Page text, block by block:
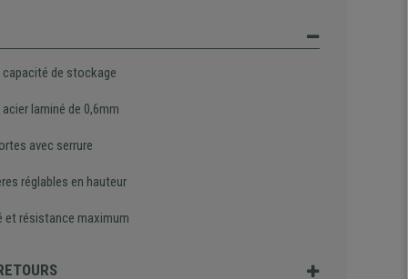
capacité de stockage
acier laminé de 0,6mm
avec serrure
réglables en hauteur
et résistance maximum